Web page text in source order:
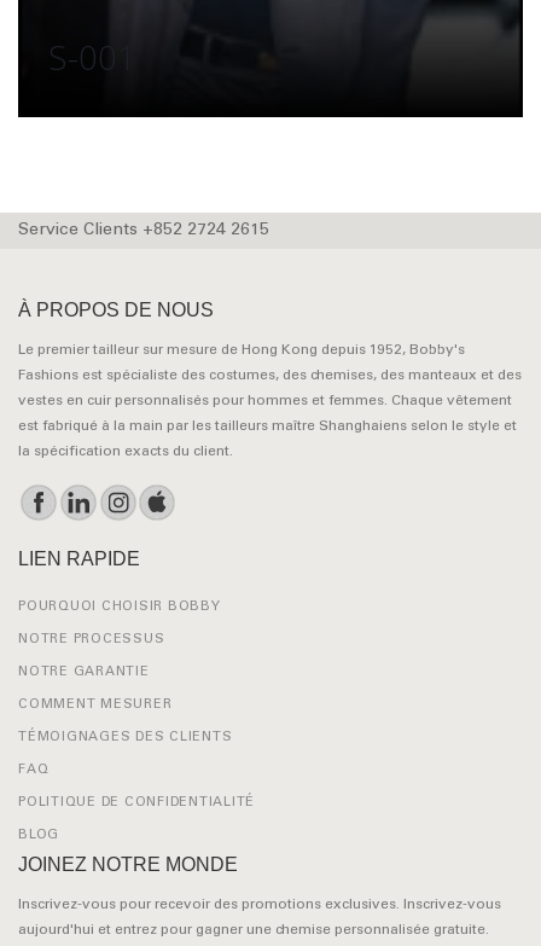
S-001
Service Clients +852 2724 2615
À PROPOS DE NOUS
Le premier tailleur sur mesure de Hong Kong depuis 1952, Bobby's
Fashions est spécialiste des costumes, des chemises, des manteaux et des
vestes en cuir personnalisés pour hommes et femmes. Chaque vêtement
est fabriqué à la main par les tailleurs maître Shanghaiens selon le style et
la spécification exacts du client.
LIEN RAPIDE
POURQUOI CHOISIR BOBBY
NOTRE PROCESSUS
NOTRE GARANTIE
COMMENT MESURER
TÉMOIGNAGES DES CLIENTS
FAQ
POLITIQUE DE CONFIDENTIALITÉ
BLOG
JOINEZ NOTRE MONDE
Inscrivez-vous pour recevoir des promotions exclusives. Inscrivez-vous
aujourd'hui et entrez pour gagner une chemise personnalisée gratuite.